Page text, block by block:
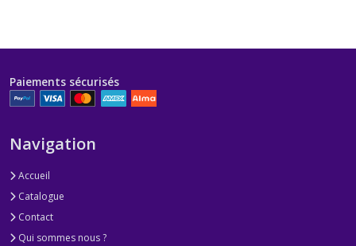
Paiements sécurisés
Navigation
Accueil
Catalogue
Contact
Qui sommes nous ?